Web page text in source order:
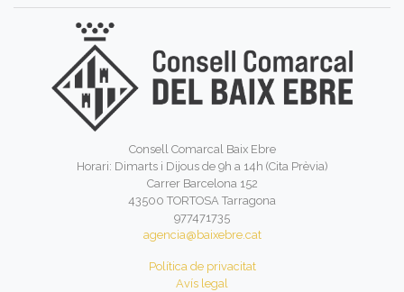
Consell Comarcal Baix Ebre
Horari: Dimarts i Dijous de 9h a 14h (Cita Prèvia)
Carrer Barcelona 152
43500 TORTOSA Tarragona
977471735
agencia@baixebre.cat
Política de privacitat
Avís legal